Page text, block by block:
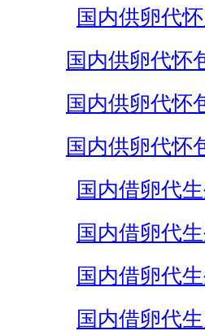
国内供卵代
国内供卵代怀
国内供卵代怀
国内供卵代怀
国内借卵代
国内借卵代
国内借卵代
国内借卵代